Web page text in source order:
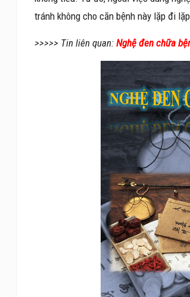
tránh không cho căn bệnh này lặp đi
>>>>> Tin liên quan: Nghệ đen chữa